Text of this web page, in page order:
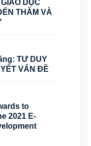
DỤC
THĂM VÀ
TƯ DUY
VẤN ĐỀ
to
2021 E-